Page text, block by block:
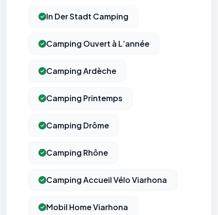
In Der Stadt Camping
Camping Ouvert à L’année
Camping Ardèche
Camping Printemps
Camping Drôme
Camping Rhône
Camping Accueil Vélo Viarhona
Mobil Home Viarhona